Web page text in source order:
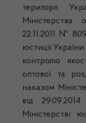
території
Міністерства
22.11.2011 №
юстиції
контролю
оптової та
наказом
від
Міністерстві